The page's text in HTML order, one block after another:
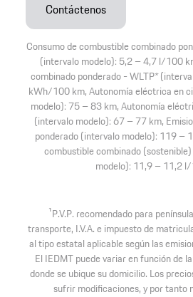
Contáctenos
Consumo de combustible combinado
(intervalo modelo): 5,2 – 4,7 l/100
combinado ponderado - WLTP*
kWh/100 km, Autonomía eléctrica en
modelo): 75 – 83 km, Autonomía
(intervalo modelo): 67 – 77 km,
ponderado (intervalo modelo): 119 –
combustible combinado
modelo): 11,9 – 11,2
1P.V.P. recomendado para
transporte, I.V.A. e impuesto de
al tipo estatal aplicable según las
El IEDMT puede variar en función de
donde se ubique su domicilio. Los
sufrir modificaciones, y por tanto